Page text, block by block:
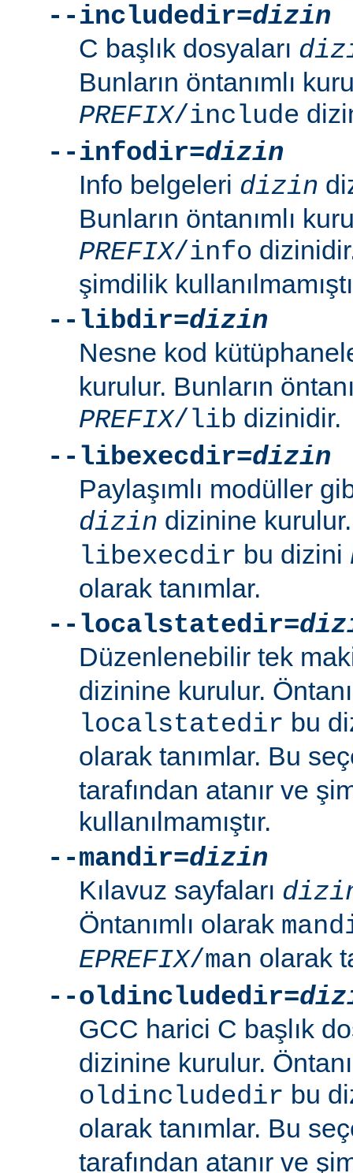
--includedir=dizin
C başlık dosyaları
Bunların öntanımlı
PREFIX/include
--infodir=dizin
Info belgeleri dizin
Bunların öntanımlı
PREFIX/info
şimdilik
--libdir=dizin
Nesne kod
kurulur. Bunların
PREFIX/lib dizinidir.
--libexecdir=dizin
Paylaşımlı modüller
dizin dizinine
libexecdir bu dizini
olarak tanımlar.
--localstatedir=
Düzenlenebilir tek
dizinine kurulur.
localstatedir bu
olarak tanımlar. Bu
tarafından atanır ve
kullanılmamıştır.
--mandir=dizin
Kılavuz sayfaları
Öntanımlı olarak
EPREFIX/man olarak
--oldincludedir=
GCC harici C başlık
dizinine kurulur.
oldincludedir bu
olarak tanımlar. Bu
tarafından atanır ve